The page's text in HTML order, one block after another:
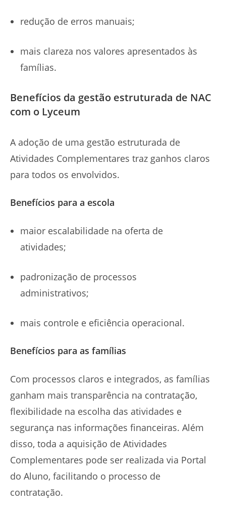
redução de erros manuais;
mais clareza nos valores apresentados às
famílias.
Benefícios da gestão estruturada de NAC
com o Lyceum
A adoção de uma gestão estruturada de
Atividades Complementares traz ganhos claros
para todos os envolvidos.
Benefícios para a escola
maior escalabilidade na oferta de
atividades;
padronização de processos
administrativos;
mais controle e eficiência operacional.
Benefícios para as famílias
Com processos claros e integrados, as famílias
ganham mais transparência na contratação,
flexibilidade na escolha das atividades e
segurança nas informações financeiras. Além
disso, toda a aquisição de Atividades
Complementares pode ser realizada via Portal
do Aluno, facilitando o processo de
contratação.